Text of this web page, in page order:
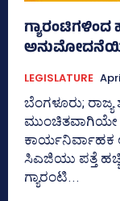
ಗ್ಯಾರಂಟಿಗಳಿಂದ
LEGISLATURE
ಬೆಂಗಳೂರು;
ಮುಂಚಿತವಾಗಿಯೇ
ಕಾರ್ಯನಿರ್ವಾಹಕ
ಸಿಎಜಿಯು ಪತ್ತೆ
ಗ್ಯಾರಂಟಿ...